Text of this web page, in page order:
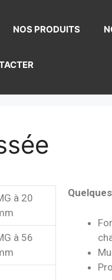
NOS PRODUITS
à 20
à 56